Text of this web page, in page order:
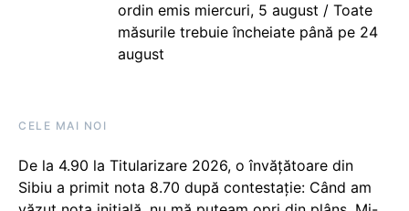
ordin emis miercuri, 5 august / Toate
măsurile trebuie încheiate până pe 24
august
CELE MAI NOI
De la 4.90 la Titularizare 2026, o învățătoare din
Sibiu a primit nota 8.70 după contestație: Când am